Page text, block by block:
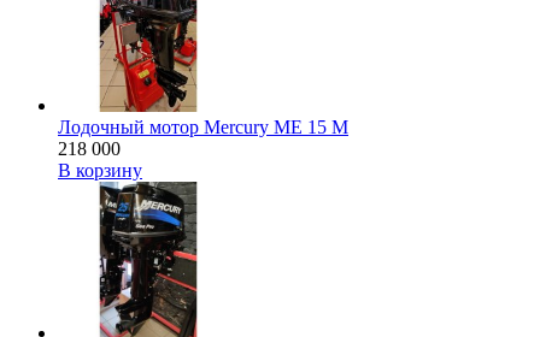
Лодочный мотор Mercury ME 15 M
218 000
В корзину